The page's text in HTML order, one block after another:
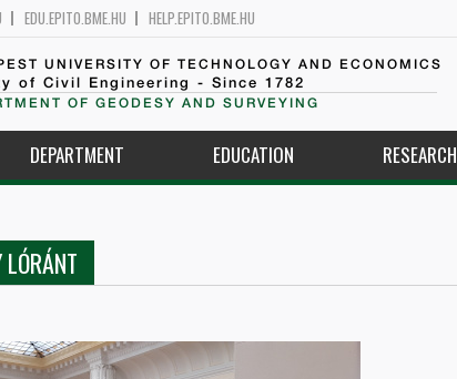
EDU.EPITO.BME.HU HELP.EPITO.BME.HU
UNIVERSITY OF TECHNOLOGY AND ECONOMICS
of Civil Engineering - Since 1782
OF GEODESY AND SURVEYING
DEPARTMENT EDUCATION RESEARCH
LÓRÁNT